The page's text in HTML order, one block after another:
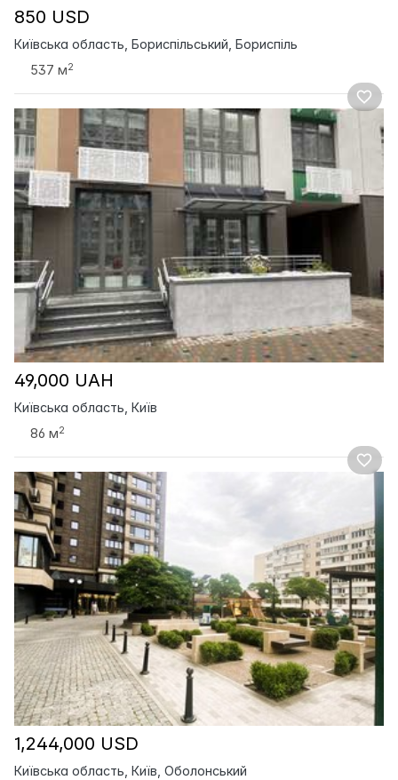
850 USD
Київська область, Бориспільський, Бориспіль
537 м2
49,000 UAH
Київська область, Київ
86 м2
1,244,000 USD
Київська область, Київ, Оболонський